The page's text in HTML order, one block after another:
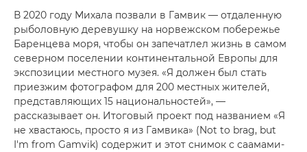
В 2020 году Михала позвали в Гамвик — отдаленную
рыболовную деревушку на норвежском побережье
Баренцева моря, чтобы он запечатлел жизнь в самом
северном поселении континентальной Европы для
экспозиции местного музея. «Я должен был стать
приезжим фотографом для 200 местных жителей,
представляющих 15 национальностей», —
рассказывает он. Итоговый проект под названием «Я
не хвастаюсь, просто я из Гамвика» (Not to brag, but
I'm from Gamvik) содержит и этот снимок с саамами-